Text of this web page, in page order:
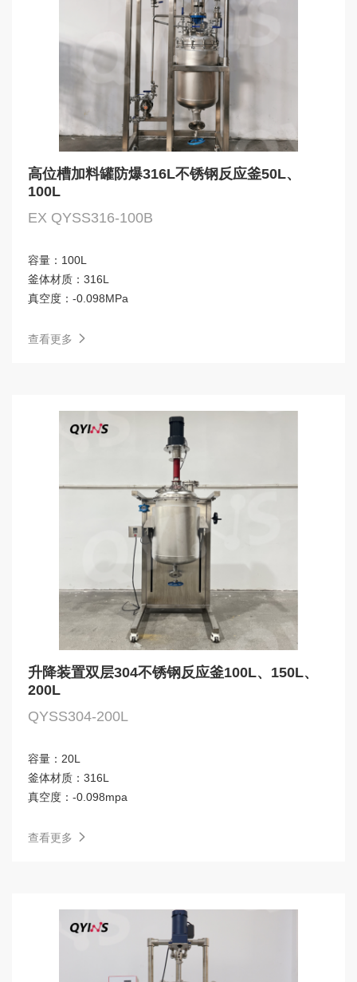
高位槽加料罐防爆316L不锈钢反应釜50L、
100L
EX QYSS316-100B
容量： 100L
釜体材质： 316L
真空度： -0.098MPa
查看更多
升降装置双层304不锈钢反应釜100L、150L、
200L
QYSS304-200L
容量： 20L
釜体材质： 316L
真空度： -0.098mpa
查看更多